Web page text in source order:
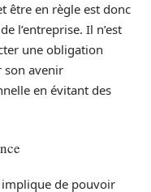
être en règle est donc
l’entreprise. Il n’est
une obligation
son avenir
en évitant des
implique de pouvoir